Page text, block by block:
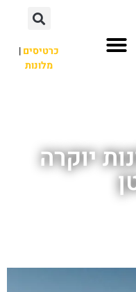
כרטיסים|
מלונות
יוקרה